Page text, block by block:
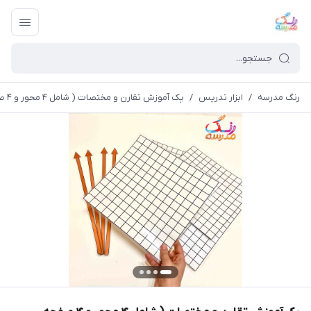
رنگ مدرسه / ابزار تدریس / پک آموزش تقارن و مختصات ( شامل ۴ محور و ۴ صفحه شطرنجی)